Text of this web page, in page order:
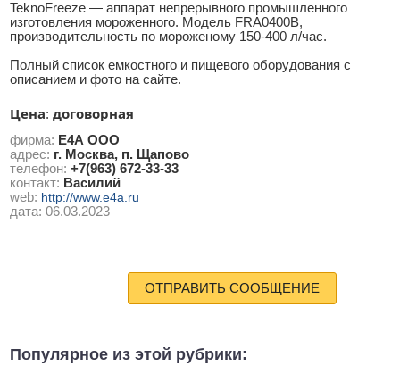
TeknoFreeze — аппарат непрерывного промышленного
изготовления мороженного. Модель FRA0400B,
производительность по мороженому 150-400 л/час.
Полный список емкостного и пищевого оборудования с
описанием и фото на сайте.
Цена: договорная
фирма: Е4А ООО
адрес: г. Москва, п. Щапово
телефон: +7(963) 672-33-33
контакт: Василий
web: http://www.e4a.ru
дата: 06.03.2023
ОТПРАВИТЬ СООБЩЕНИЕ
Популярное из этой рубрики: